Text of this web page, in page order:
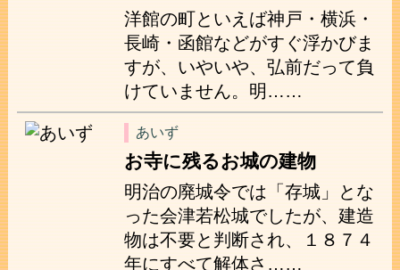
洋館の町といえば神戸・横浜・
長崎・函館などがすぐ浮かびま
すが、いやいや、弘前だって負
けていません。明……
あいず
お寺に残るお城の建物
明治の廃城令では「存城」とな
った会津若松城でしたが、建造
物は不要と判断され、１８７４
年にすべて解体さ……